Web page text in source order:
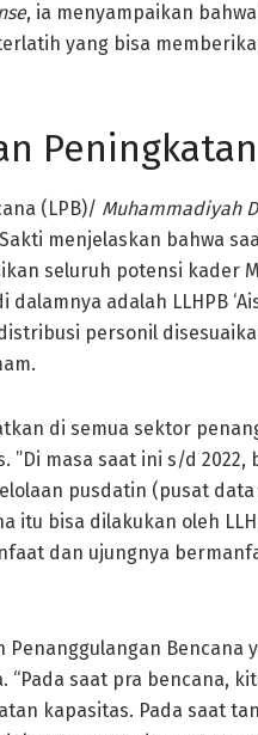
, ia menyampaikan
yang bisa
(LPB)/ Muhammadiyah
menjelaskan bahwa
seluruh potensi kader
adalah LLHPB
personil
di semua sektor
masa saat ini s/d
pusdatin (pusat
itu bisa dilakukan oleh
dan ujungnya
Penanggulangan Bencana
“Pada saat pra bencana,
kapasitas. Pada saat